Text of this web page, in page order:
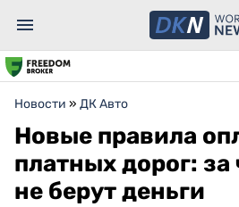
Новости » ДК Авто
Новые правила
платных дорог: за
не берут деньги